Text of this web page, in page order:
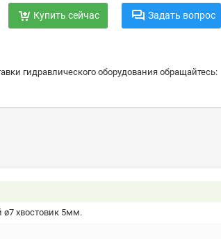
Купить сейчас Задать вопрос
гидравлического оборудования обращайтесь:
хвостовик 5мм.